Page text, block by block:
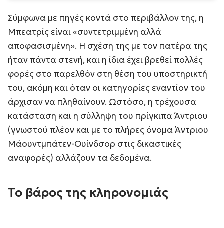
Σύμφωνα με πηγές κοντά στο περιβάλλον της, η
Μπεατρίς είναι «συντετριμμένη αλλά
αποφασισμένη». Η σχέση της με τον πατέρα της
ήταν πάντα στενή, και η ίδια έχει βρεθεί πολλές
φορές στο παρελθόν στη θέση του υποστηρικτή
του, ακόμη και όταν οι κατηγορίες εναντίον του
άρχισαν να πληθαίνουν. Ωστόσο, η τρέχουσα
κατάσταση και η σύλληψη του πρίγκιπα Άντριου
(γνωστού πλέον και με το πλήρες όνομα Άντριου
Μάουντμπάτεν-Ουίνδσορ στις δικαστικές
αναφορές) αλλάζουν τα δεδομένα.
Το βάρος της κληρονομιάς